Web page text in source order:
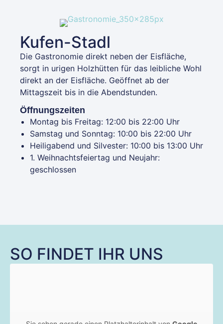
Kufen-Stadl
Die Gastronomie direkt neben der Eisfläche,
sorgt in urigen Holzhütten für das leibliche Wohl
direkt an der Eisfläche. Geöffnet ab der
Mittagszeit bis in die Abendstunden.
Öffnungszeiten
Montag bis Freitag: 12:00 bis 22:00 Uhr
Samstag und Sonntag: 10:00 bis 22:00 Uhr
Heiligabend und Silvester: 10:00 bis 13:00 Uhr
1. Weihnachtsfeiertag und Neujahr:
geschlossen
SO FINDET IHR UNS